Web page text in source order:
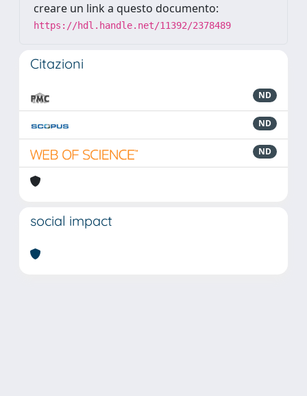
creare un link a questo documento:
https://hdl.handle.net/11392/2378489
Citazioni
ND
ND
ND
social impact